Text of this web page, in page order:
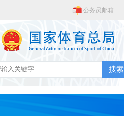
公务员邮箱
搜索